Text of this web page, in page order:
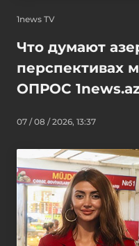
1news TV
Что думают
перспективах
ОПРОС
07 / 08 / 2026, 13:37